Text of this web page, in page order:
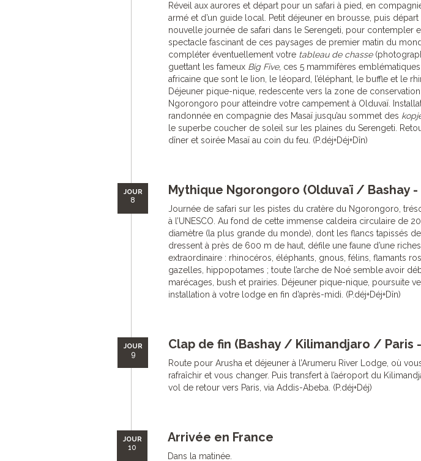
Réveil aux aurores et départ pour un safari à pied, en
armé et d’un guide local. Petit déjeuner en brousse, puis
nouvelle journée de safari dans le Serengeti, pour contempler
spectacle fascinant de ces paysages de premier matin du
compléter éventuellement votre tableau de chasse
guettant les fameux Big Five, ces 5 mammifères
africaine que sont le lion, le léopard, l’éléphant, le buffle et le
Déjeuner pique-nique, redescente vers la zone de
Ngorongoro pour atteindre votre campement à Olduvaï.
randonnée en compagnie des Masaï jusqu’au sommet des
le superbe coucher de soleil sur les plaines du Serengeti.
dîner et soirée Masaï au coin du feu. (P.déj+Déj+Dîn)
JOUR
8
Mythique Ngorongoro (Olduvaï / Bashay -
Journée de safari sur les pistes du cratère du Ngorongoro,
à l’UNESCO. Au fond de cette immense caldeira circulaire de
diamètre (la plus grande du monde), dont les flancs tapissés
dressent à près de 600 m de haut, défile une faune d’une
extraordinaire : rhinocéros, éléphants, gnous, félins, flamants
gazelles, hippopotames ; toute l’arche de Noé semble avoir
marécages, bush et prairies. Déjeuner pique-nique, poursuite
installation à votre lodge en fin d’après-midi. (P.déj+Déj+Dîn)
JOUR
9
Clap de fin (Bashay / Kilimandjaro / Paris
Route pour Arusha et déjeuner à l’Arumeru River Lodge, où
rafraîchir et vous changer. Puis transfert à l’aéroport du
vol de retour vers Paris, via Addis-Abeba. (P.déj+Déj)
JOUR
10
Arrivée en France
Dans la matinée.